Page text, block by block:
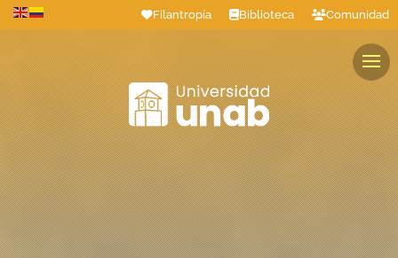
Filantropía Biblioteca Comunidad
Estudiantes Profesores Colaboradores Graduados